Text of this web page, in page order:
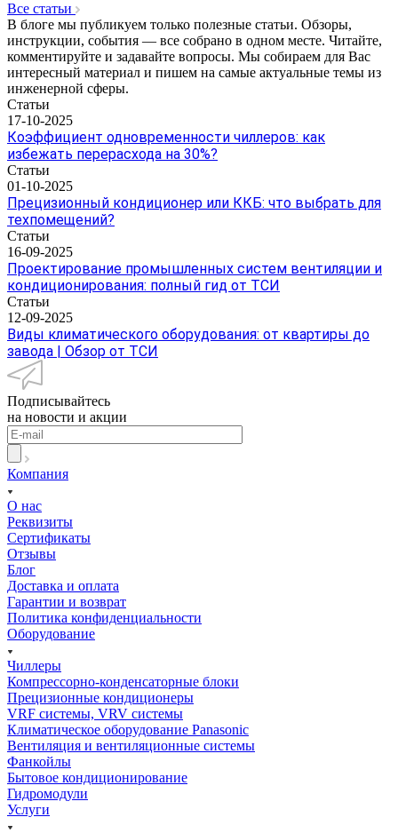
Все статьи
В блоге мы публикуем только полезные статьи. Обзоры,
инструкции, события — все собрано в одном месте. Читайте,
комментируйте и задавайте вопросы. Мы собираем для Вас
интересный материал и пишем на самые актуальные темы из
инженерной сферы.
Статьи
17-10-2025
Коэффициент одновременности чиллеров: как
избежать перерасхода на 30%?
Статьи
01-10-2025
Прецизионный кондиционер или ККБ: что выбрать для
техпомещений?
Статьи
16-09-2025
Проектирование промышленных систем вентиляции и
кондиционирования: полный гид от ТСИ
Статьи
12-09-2025
Виды климатического оборудования: от квартиры до
завода | Обзор от ТСИ
Подписывайтесь
на новости и акции
Компания
О нас
Реквизиты
Сертификаты
Отзывы
Блог
Доставка и оплата
Гарантии и возврат
Политика конфиденциальности
Оборудование
Чиллеры
Компрессорно-конденсаторные блоки
Прецизионные кондиционеры
VRF системы, VRV системы
Климатическое оборудование Panasonic
Вентиляция и вентиляционные системы
Фанкойлы
Бытовое кондиционирование
Гидромодули
Услуги